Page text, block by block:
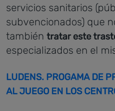
servicios sanitarios
subvencionados) que
también tratar este
especializados en el
LUDENS. PROGAMA DE
AL JUEGO EN LOS